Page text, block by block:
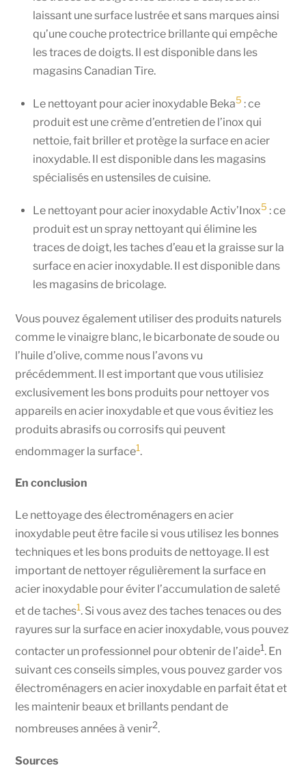
laissant une surface lustrée et sans marques ainsi
qu’une couche protectrice brillante qui empêche
les traces de doigts. Il est disponible dans les
magasins Canadian Tire.
Le nettoyant pour acier inoxydable Beka5 : ce
produit est une crème d’entretien de l’inox qui
nettoie, fait briller et protège la surface en acier
inoxydable. Il est disponible dans les magasins
spécialisés en ustensiles de cuisine.
Le nettoyant pour acier inoxydable Activ’Inox5 : ce
produit est un spray nettoyant qui élimine les
traces de doigt, les taches d’eau et la graisse sur la
surface en acier inoxydable. Il est disponible dans
les magasins de bricolage.
Vous pouvez également utiliser des produits naturels
comme le vinaigre blanc, le bicarbonate de soude ou
l’huile d’olive, comme nous l’avons vu
précédemment. Il est important que vous utilisiez
exclusivement les bons produits pour nettoyer vos
appareils en acier inoxydable et que vous évitiez les
produits abrasifs ou corrosifs qui peuvent
endommager la surface1.
En conclusion
Le nettoyage des électroménagers en acier
inoxydable peut être facile si vous utilisez les bonnes
techniques et les bons produits de nettoyage. Il est
important de nettoyer régulièrement la surface en
acier inoxydable pour éviter l’accumulation de saleté
et de taches1. Si vous avez des taches tenaces ou des
rayures sur la surface en acier inoxydable, vous pouvez
contacter un professionnel pour obtenir de l’aide1. En
suivant ces conseils simples, vous pouvez garder vos
électroménagers en acier inoxydable en parfait état et
les maintenir beaux et brillants pendant de
nombreuses années à venir2.
Sources